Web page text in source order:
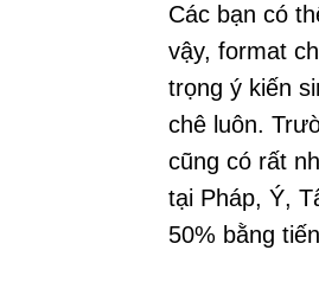
Các bạn có
vậy, format
trọng ý kiến
chê luôn.
cũng có rất
tại Pháp, Ý,
50% bằng